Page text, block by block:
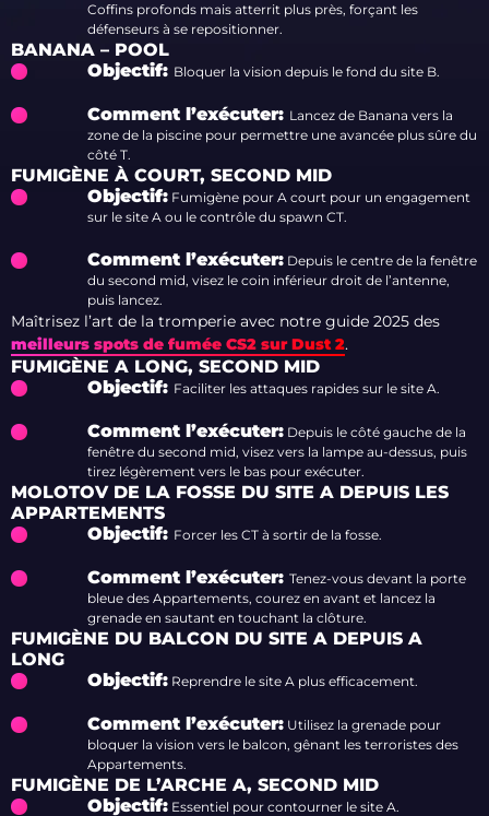
Coffins profonds mais atterrit plus près, forçant les
défenseurs à se repositionner.
BANANA – POOL
Objectif: Bloquer la vision depuis le fond du site B.
Comment l’exécuter: Lancez de Banana vers la
zone de la piscine pour permettre une avancée plus sûre du
côté T.
FUMIGÈNE À COURT, SECOND MID
Objectif: Fumigène pour A court pour un engagement
sur le site A ou le contrôle du spawn CT.
Comment l’exécuter: Depuis le centre de la fenêtre
du second mid, visez le coin inférieur droit de l’antenne,
puis lancez.
Maîtrisez l’art de la tromperie avec notre guide 2025 des
meilleurs spots de fumée CS2 sur Dust 2.
FUMIGÈNE A LONG, SECOND MID
Objectif: Faciliter les attaques rapides sur le site A.
Comment l’exécuter: Depuis le côté gauche de la
fenêtre du second mid, visez vers la lampe au-dessus, puis
tirez légèrement vers le bas pour exécuter.
MOLOTOV DE LA FOSSE DU SITE A DEPUIS LES
APPARTEMENTS
Objectif: Forcer les CT à sortir de la fosse.
Comment l’exécuter: Tenez-vous devant la porte
bleue des Appartements, courez en avant et lancez la
grenade en sautant en touchant la clôture.
FUMIGÈNE DU BALCON DU SITE A DEPUIS A
LONG
Objectif: Reprendre le site A plus efficacement.
Comment l’exécuter: Utilisez la grenade pour
bloquer la vision vers le balcon, gênant les terroristes des
Appartements.
FUMIGÈNE DE L’ARCHE A, SECOND MID
Objectif: Essentiel pour contourner le site A.